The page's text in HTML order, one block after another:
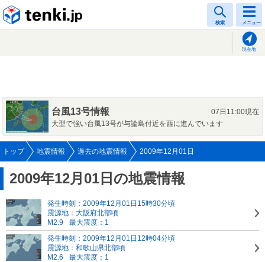
検索 メニュー
現在地
台風13号情報
07日11:00現在
大型で強い台風13号が与論島付近を西に進んでいます
トップ 地震情報 過去の地震情報 2009年12月01日
2009年12月01日の地震情報
発生時刻：2009年12月01日15時30分頃
震源地：大阪府北部頃
M2.9
最大震度：1
発生時刻：2009年12月01日12時04分頃
震源地：和歌山県北部頃
M2.6
最大震度：1